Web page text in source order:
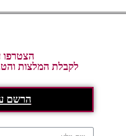
הצטרפו
לקבלת המלצות
הרשם